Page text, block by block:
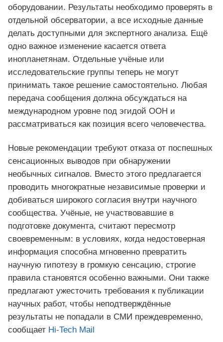
оборудовании. Результаты необходимо проверять в
отдельной обсерватории, а все исходные данные
делать доступными для экспертного анализа. Ещё
одно важное изменение касается ответа
инопланетянам. Отдельные учёные или
исследовательские группы теперь не могут
принимать такое решение самостоятельно. Любая
передача сообщения должна обсуждаться на
международном уровне под эгидой ООН и
рассматриваться как позиция всего человечества.
Новые рекомендации требуют отказа от поспешных
сенсационных выводов при обнаружении
необычных сигналов. Вместо этого предлагается
проводить многократные независимые проверки и
добиваться широкого согласия внутри научного
сообщества. Учёные, не участвовавшие в
подготовке документа, считают пересмотр
своевременным: в условиях, когда недостоверная
информация способна мгновенно превратить
научную гипотезу в громкую сенсацию, строгие
правила становятся особенно важными. Они также
предлагают ужесточить требования к публикации
научных работ, чтобы неподтверждённые
результаты не попадали в СМИ преждевременно,
сообщает Hi-Tech Mail